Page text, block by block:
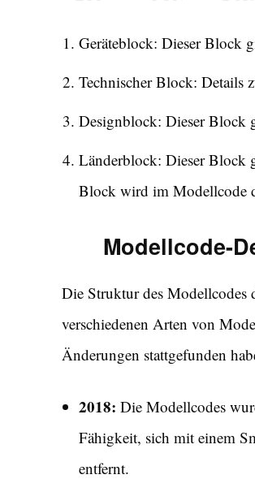
Geräteblock: Dieser Block
Technischer Block: Details
Designblock: Dieser Block
Länderblock: Dieser Block
Block wird im Modellcode
Modellcode-
Die Struktur des Modellcodes
verschiedenen Arten von
Änderungen stattgefunden
2018: Die Modellcodes
Fähigkeit, sich mit einem
entfernt.